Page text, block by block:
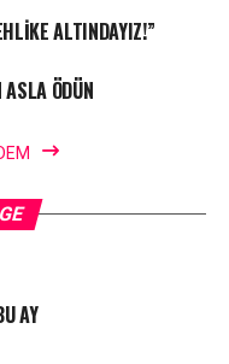
ALTINDAYIZ!”
ÖDÜN
İKİ YENİ MOBİL
TİCARETİN
AY